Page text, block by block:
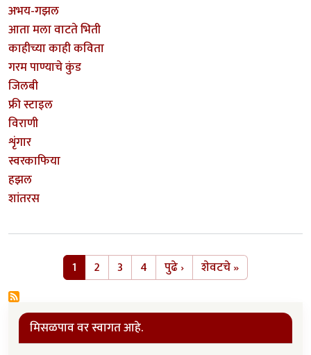
अभय-गझल
आता मला वाटते भिती
काहीच्या काही कविता
गरम पाण्याचे कुंड
जिलबी
फ्री स्टाइल
विराणी
शृंगार
स्वरकाफिया
हझल
शांतरस
1 2 3 4 पुढे ›Next page
शेवटचे »Last page
मिसळपाव वर स्वागत आहे.